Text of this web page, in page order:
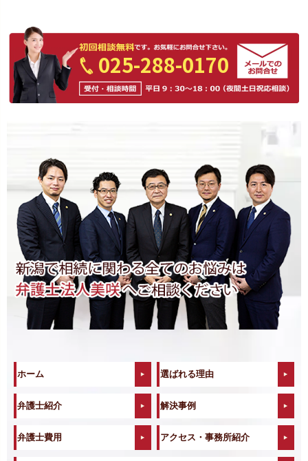
025-288-0170
ホーム 選ばれる理由
弁護士紹介 解決事例
弁護士費用 アクセス・事務所紹介